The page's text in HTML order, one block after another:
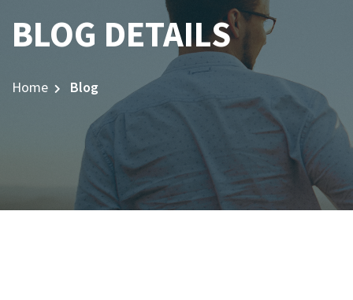
BLOG DETAILS
Home Blog